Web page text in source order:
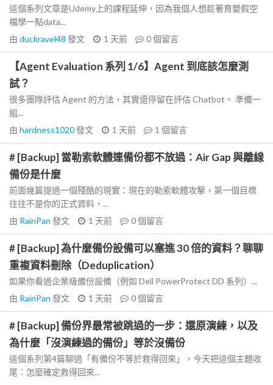
這個系列文章是Udemy上的課程延伸，因為我個人想趁著育嬰假空
檔學一點data...
由 duckravel48 發文 1 天前 0個留言
【Agent Evaluation 系列 1/6】Agent 到底該怎麼測
試？
很多團隊評估 Agent 的方法，其實還停留在評估 Chatbot。 準備一
組...
由 hardness1020發文 1 天前 1 個留言
# [Backup] 當勒索軟體連備份都不放過：Air Gap 與離線
備份是什麼
前面幾篇提過一個殘酷的現實：現在的勒索軟體攻擊，第一個目標
往往不是你的正式資料，...
由 RainPan 發文 1 天前 0個留言
# [Backup] 為什麼備份設備可以塞進 30 倍的資料？聊聊
重複資料刪除（Deduplication）
如果你看過企業級備份設備（例如 Dell PowerProtect DD 系列）...
由 RainPan 發文 1 天前 0個留言
# [Backup] 備份界最常被跳過的一步：還原演練，以及
為什麼「沒演練過的備份」等於沒備份
這個系列第4篇聊過「有備份不等於救得回來」，今天把這個主題收
尾：怎麼確定救得回來...